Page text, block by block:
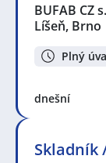
BUFAB CZ
Líšeň, Brno
Plný
dnešní
Skladník